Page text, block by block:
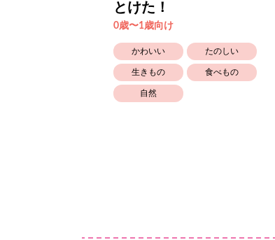
とけた！
0歳〜1歳向け
かわいい たのしい
生きもの 食べもの
自然